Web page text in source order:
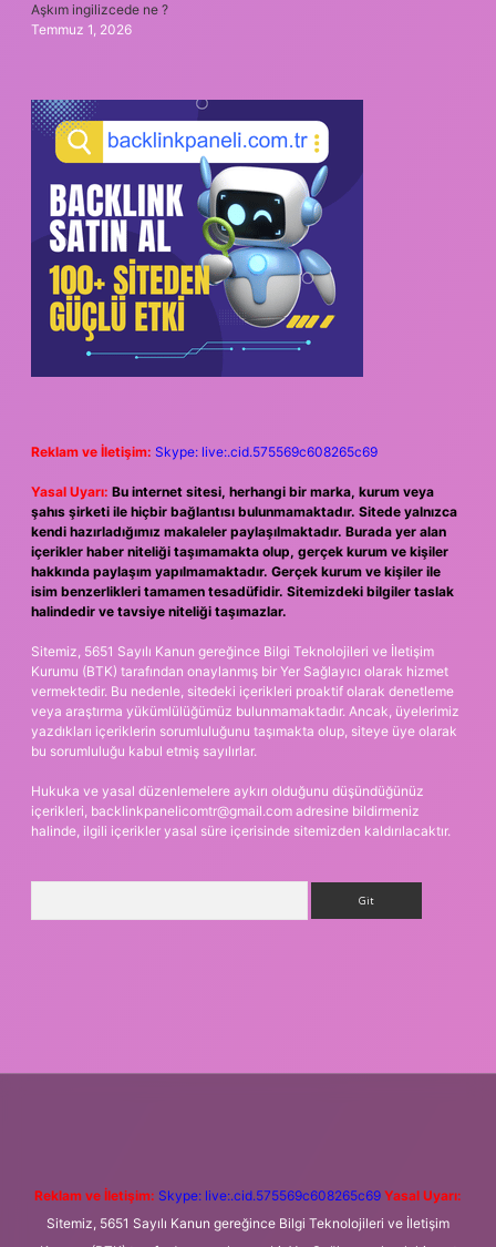
Aşkım ingilizcede ne ?
Temmuz 1, 2026
Reklam ve İletişim: Skype: live:.cid.575569c608265c69
Yasal Uyarı: Bu internet sitesi, herhangi bir marka, kurum veya
şahıs şirketi ile hiçbir bağlantısı bulunmamaktadır. Sitede yalnızca
kendi hazırladığımız makaleler paylaşılmaktadır. Burada yer alan
içerikler haber niteliği taşımamakta olup, gerçek kurum ve kişiler
hakkında paylaşım yapılmamaktadır. Gerçek kurum ve kişiler ile
isim benzerlikleri tamamen tesadüfidir. Sitemizdeki bilgiler taslak
halindedir ve tavsiye niteliği taşımazlar.
Sitemiz, 5651 Sayılı Kanun gereğince Bilgi Teknolojileri ve İletişim
Kurumu (BTK) tarafından onaylanmış bir Yer Sağlayıcı olarak hizmet
vermektedir. Bu nedenle, sitedeki içerikleri proaktif olarak denetleme
veya araştırma yükümlülüğümüz bulunmamaktadır. Ancak, üyelerimiz
yazdıkları içeriklerin sorumluluğunu taşımakta olup, siteye üye olarak
bu sorumluluğu kabul etmiş sayılırlar.
Hukuka ve yasal düzenlemelere aykırı olduğunu düşündüğünüz
içerikleri, backlinkpanelicomtr@gmail.com adresine bildirmeniz
halinde, ilgili içerikler yasal süre içerisinde sitemizden kaldırılacaktır.
Reklam ve İletişim: Skype: live:.cid.575569c608265c69 Yasal Uyarı:
Sitemiz, 5651 Sayılı Kanun gereğince Bilgi Teknolojileri ve İletişim